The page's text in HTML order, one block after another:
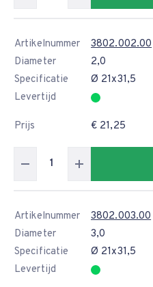
Artikelnummer
3802.002.00
Diameter
2,0
Specificatie
Ø 21x31,5
Levertijd
Prijs € 21,25
Artikelnummer
3802.003.00
Diameter
3,0
Specificatie
Ø 21x31,5
Levertijd